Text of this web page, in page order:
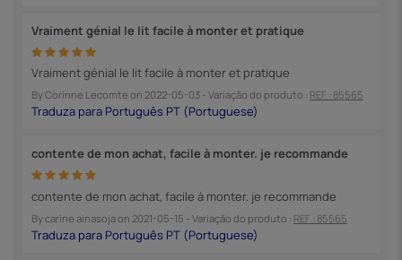
Vraiment génial le lit facile à monter et pratique
Vraiment génial le lit facile à monter et pratique
ByCorinne Lecomte on 2022-05-03 - Variação do produto : REF : 85565
contente de mon achat, facile à monter. je recommande
contente de mon achat, facile à monter. je recommande
Bycarine ainasojaon 2021-05-15 - Variação do produto : REF : 85565